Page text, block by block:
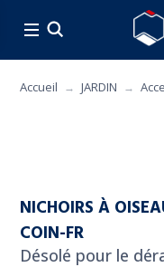
Accueil JARDIN
NICHOIRS À
COIN-FR
Désolé pour le